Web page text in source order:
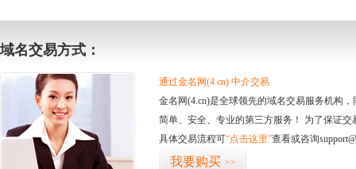
域名交易方式：
通过金名网(4.cn) 中介交易
金名网(4.cn)是全球领先的域名交易服务机构
简单、安全、专业的第三方服务！ 为了保证
具体交易流程可“点击这里”查看或咨询
我要购买 >>